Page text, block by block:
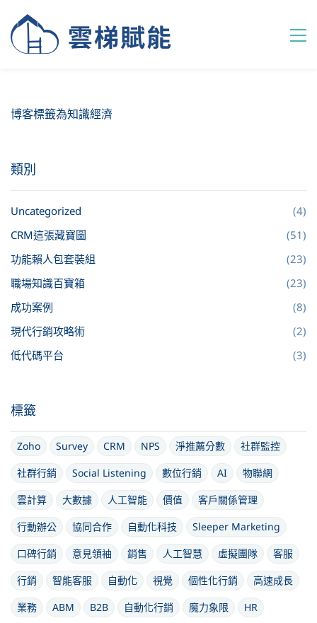
博客標籤為知識經濟
類別
Uncategorized
(4)
CRM這張藏寶圖
(51)
功能賴人包套裝組
(23)
職場知識百寶箱
(23)
成功案例
(8)
現代行銷攻略術
(2)
低代碼平台
(3)
標籤
Zoho Survey CRM NPS 淨推薦分數
社群監控
社群行銷
Social Listening 數位行銷 AI
物聯網
雲計算
大數據 人工智能 價值
客戶關係管理
行動辦公
協同合作 自動化科技
Sleeper Marketing
口碑行銷
意見領袖 銷售 人工智慧 虛擬團隊
客服
行銷
智能客服 自動化 視覺 個性化行銷
高速成長
業務
ABM B2B 自動化行銷 魔力象限
HR